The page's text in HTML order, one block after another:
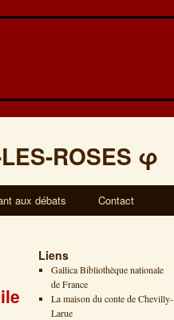
ROSES φ
aux débats Contact
Liens
Gallica Bibliothèque nationale
de France
La maison du conte de Chevilly-
Larue